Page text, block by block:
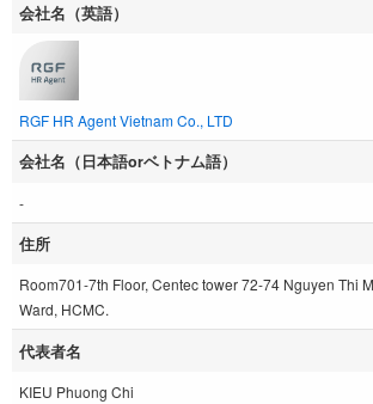
会社名（英語）
RGF HR Agent Vietnam Co., LTD
会社名（日本語orベトナム語）
-
住所
Room701-7th Floor, Centec tower 72-74 Nguyen Thi
Ward, HCMC.
代表者名
KIEU Phuong Chi